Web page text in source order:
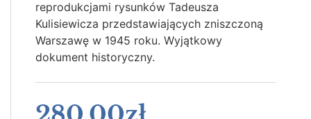
reprodukcjami rysunków Tadeusza
Kulisiewicza przedstawiających zniszczoną
Warszawę w 1945 roku. Wyjątkowy
dokument historyczny.